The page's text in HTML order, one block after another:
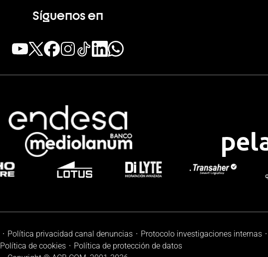
Síguenos en
Política privacidad canal denuncias Protocolo investigaciones internas
Política de cookies
Política de protección de datos